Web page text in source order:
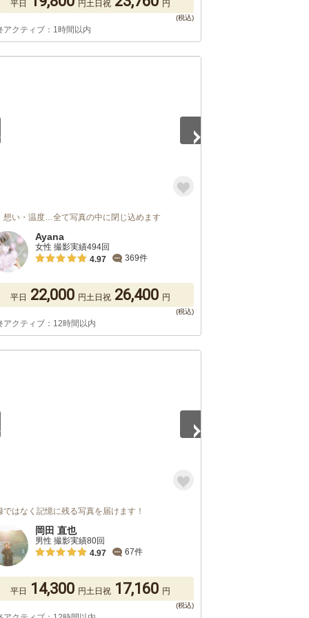
平日 円 土日祝 円
アクティブ：1時間以内
想い・温度…全て写真の中に閉じ込めます
Ayana
女性 撮影実績494回
4.97
369件
平日 22,000 円土日祝 26,400 円
アクティブ：12時間以内
ではなく記憶に残る写真を届けます！
岡田 直也
男性 撮影実績80回
4.97
67件
平日 14,300 円土日祝 17,160 円